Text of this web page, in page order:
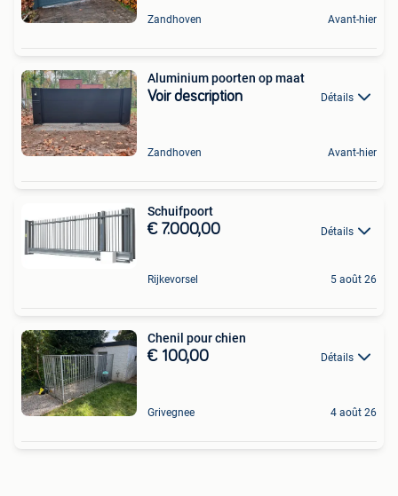
Zandhoven Avant-hier
Aluminium poorten op maat
Voir description Détails
Zandhoven Avant-hier
Schuifpoort
€ 7.000,00 Détails
Rijkevorsel 5 août 26
Chenil pour chien
€ 100,00 Détails
Grivegnee 4 août 26